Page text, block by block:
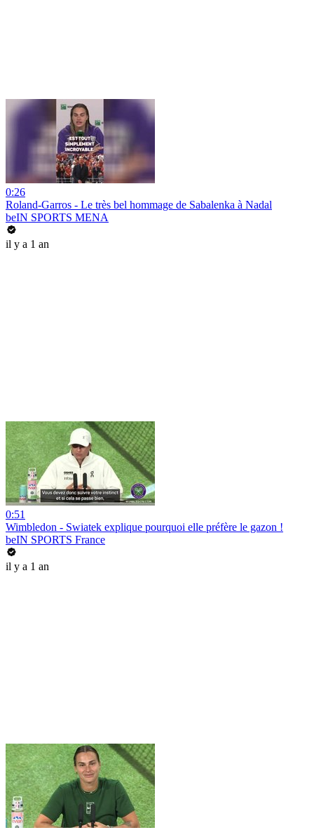
0:26
Roland-Garros - Le très bel hommage de Sabalenka à Nadal
beIN SPORTS MENA
il y a 1 an
0:51
Wimbledon - Swiatek explique pourquoi elle préfère le gazon !
beIN SPORTS France
il y a 1 an